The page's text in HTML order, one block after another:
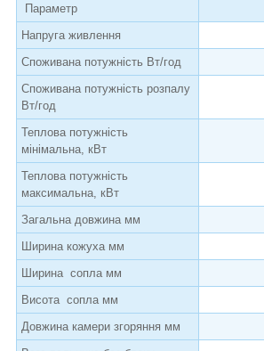
Параметр
Напруга живлення
Споживана потужність Вт/год
Споживана потужність розпалу
Вт/год
Теплова потужність
мінімальна, кВт
Теплова потужність
максимальна, кВт
Загальна довжина мм
Ширина кожуха мм
Ширина сопла мм
Висота сопла мм
Довжина камери згоряння мм